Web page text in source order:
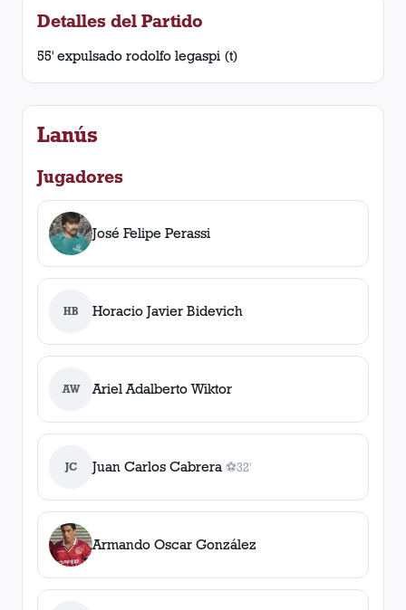
Detalles del Partido
55' expulsado rodolfo legaspi (t)
Lanús
Jugadores
José Felipe Perassi
HB Horacio Javier Bidevich
AW Ariel Adalberto Wiktor
JC Juan Carlos Cabrera ⚽
1gol
32'
Armando Oscar González